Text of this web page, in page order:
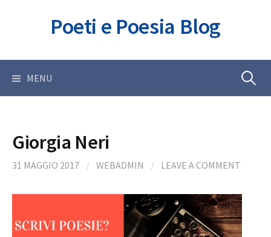
Poeti e Poesia Blog
MENU Ricerca
Giorgia Neri
31 MAGGIO 2017 / WEBADMIN / LEAVE A COMMENT